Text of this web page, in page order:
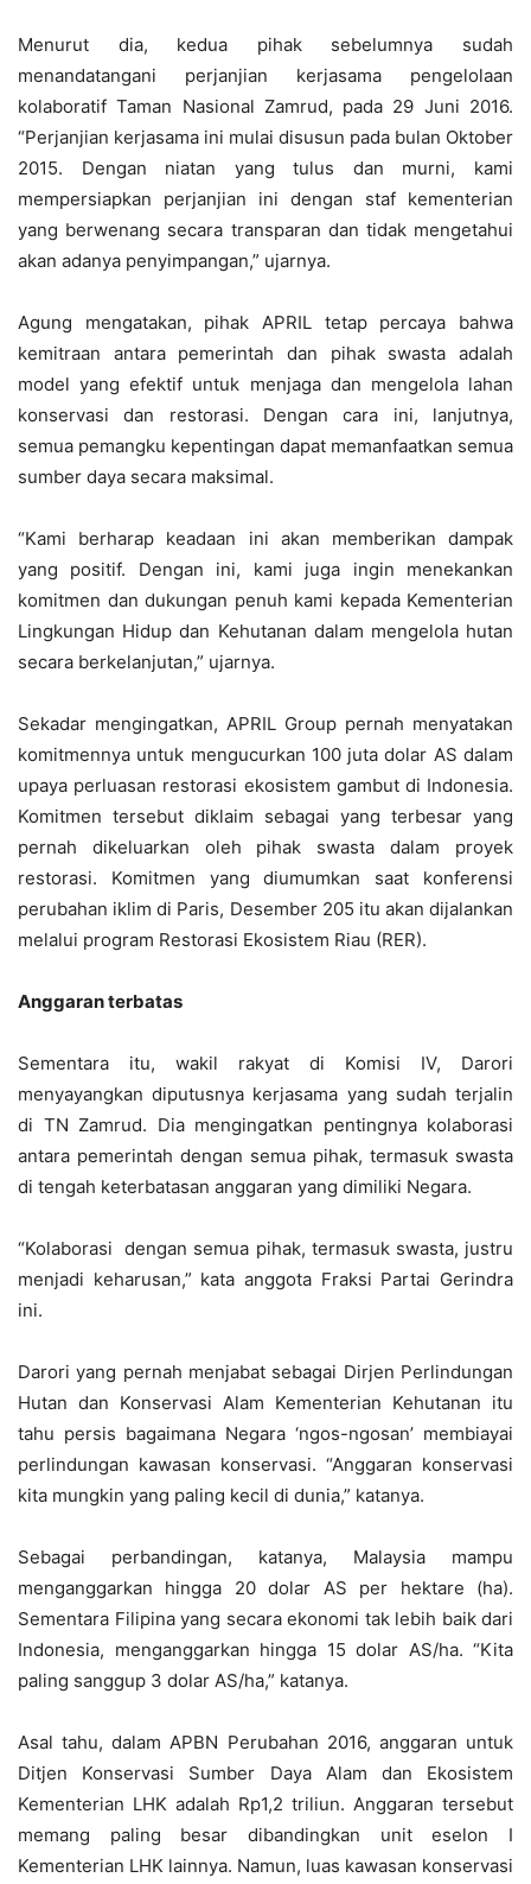
Menurut dia, kedua pihak sebelumnya sudah
menandatangani perjanjian kerjasama pengelolaan
kolaboratif Taman Nasional Zamrud, pada 29 Juni 2016.
“Perjanjian kerjasama ini mulai disusun pada bulan Oktober
2015. Dengan niatan yang tulus dan murni, kami
mempersiapkan perjanjian ini dengan staf kementerian
yang berwenang secara transparan dan tidak mengetahui
akan adanya penyimpangan,” ujarnya.
Agung mengatakan, pihak APRIL tetap percaya bahwa
kemitraan antara pemerintah dan pihak swasta adalah
model yang efektif untuk menjaga dan mengelola lahan
konservasi dan restorasi. Dengan cara ini, lanjutnya,
semua pemangku kepentingan dapat memanfaatkan semua
sumber daya secara maksimal.
“Kami berharap keadaan ini akan memberikan dampak
yang positif. Dengan ini, kami juga ingin menekankan
komitmen dan dukungan penuh kami kepada Kementerian
Lingkungan Hidup dan Kehutanan dalam mengelola hutan
secara berkelanjutan,” ujarnya.
Sekadar mengingatkan, APRIL Group pernah menyatakan
komitmennya untuk mengucurkan 100 juta dolar AS dalam
upaya perluasan restorasi ekosistem gambut di Indonesia.
Komitmen tersebut diklaim sebagai yang terbesar yang
pernah dikeluarkan oleh pihak swasta dalam proyek
restorasi. Komitmen yang diumumkan saat konferensi
perubahan iklim di Paris, Desember 205 itu akan dijalankan
melalui program Restorasi Ekosistem Riau (RER).
Anggaran terbatas
Sementara itu, wakil rakyat di Komisi IV, Darori
menyayangkan diputusnya kerjasama yang sudah terjalin
di TN Zamrud. Dia mengingatkan pentingnya kolaborasi
antara pemerintah dengan semua pihak, termasuk swasta
di tengah keterbatasan anggaran yang dimiliki Negara.
“Kolaborasi dengan semua pihak, termasuk swasta, justru
menjadi keharusan,” kata anggota Fraksi Partai Gerindra
ini.
Darori yang pernah menjabat sebagai Dirjen Perlindungan
Hutan dan Konservasi Alam Kementerian Kehutanan itu
tahu persis bagaimana Negara ‘ngos-ngosan’ membiayai
perlindungan kawasan konservasi. “Anggaran konservasi
kita mungkin yang paling kecil di dunia,” katanya.
Sebagai perbandingan, katanya, Malaysia mampu
menganggarkan hingga 20 dolar AS per hektare (ha).
Sementara Filipina yang secara ekonomi tak lebih baik dari
Indonesia, menganggarkan hingga 15 dolar AS/ha. “Kita
paling sanggup 3 dolar AS/ha,” katanya.
Asal tahu, dalam APBN Perubahan 2016, anggaran untuk
Ditjen Konservasi Sumber Daya Alam dan Ekosistem
Kementerian LHK adalah Rp1,2 triliun. Anggaran tersebut
memang paling besar dibandingkan unit eselon I
Kementerian LHK lainnya. Namun, luas kawasan konservasi